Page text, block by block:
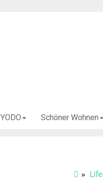
YODO Schöner Wohnen